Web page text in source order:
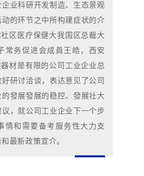
业科研开发制造、生态景观
的环节之中所构建症状的介
区医疗保健大我国区总裁大
常务促进会成員王皓，西安
材是有限的公司工业企业总
研讨洽谈，表达意见了公司
發展發展的稳控、發展壮大
，就公司工业企业下一个步
情和需要备考服务性大力支
最新政策宣介。